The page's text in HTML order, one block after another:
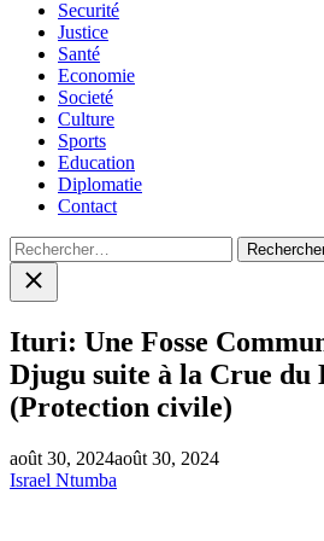
Securité
Justice
Santé
Economie
Societé
Culture
Sports
Education
Diplomatie
Contact
Rechercher :
Close
search
Ituri: Une Fosse
Djugu suite à la Crue du
(Protection civile)
août 30, 2024août 30, 2024
Israel Ntumba